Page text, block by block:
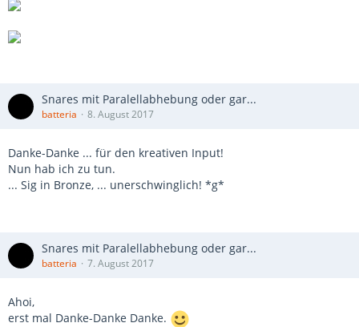
Snares mit Paralellabhebung oder gar...
batteria 8. August 2017
Danke-Danke ... für den kreativen Input!
Nun hab ich zu tun.
... Sig in Bronze, ... unerschwinglich! *g*
Snares mit Paralellabhebung oder gar...
batteria 7. August 2017
Ahoi,
erst mal Danke-Danke Danke.